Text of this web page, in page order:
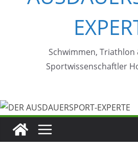
Schwimmen,
Sportwissenschaftler